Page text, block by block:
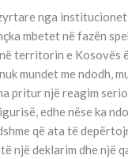
nga institucionet
mbetet në fazën
territorin e Kosovës
mundet me ndodh,
pritur një reagim
edhe nëse ka
që ata të
një deklarim dhe një